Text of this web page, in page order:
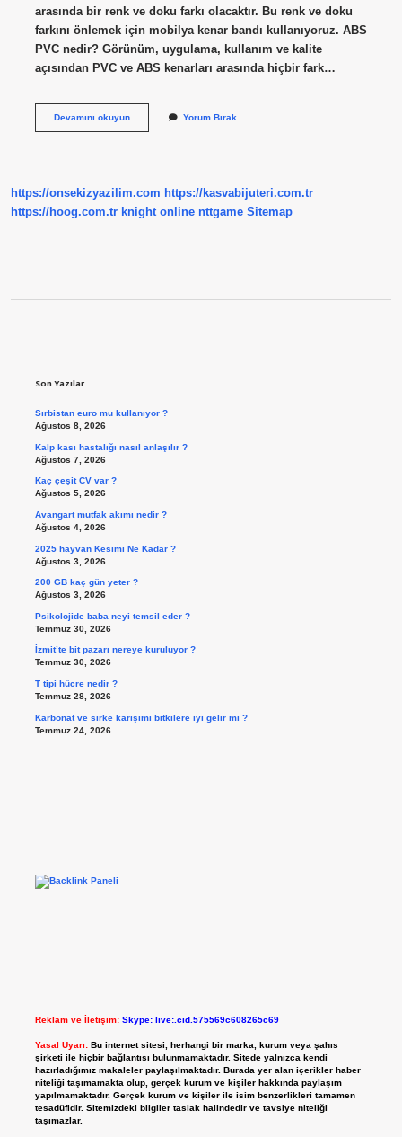
arasında bir renk ve doku farkı olacaktır. Bu renk ve doku
farkını önlemek için mobilya kenar bandı kullanıyoruz. ABS
PVC nedir? Görünüm, uygulama, kullanım ve kalite
açısından PVC ve ABS kenarları arasında hiçbir fark…
Devamını okuyunAbs
Yorum Bırak
https://onsekizyazilim.com https://kasvabijuteri.com.tr
https://hoog.com.tr knight online nttgame Sitemap
Son Yazılar
Sırbistan euro mu kullanıyor ?
Ağustos 8, 2026
Kalp kası hastalığı nasıl anlaşılır ?
Ağustos 7, 2026
Kaç çeşit CV var ?
Ağustos 5, 2026
Avangart mutfak akımı nedir ?
Ağustos 4, 2026
2025 hayvan Kesimi Ne Kadar ?
Ağustos 3, 2026
200 GB kaç gün yeter ?
Ağustos 3, 2026
Psikolojide baba neyi temsil eder ?
Temmuz 30, 2026
İzmit’te bit pazarı nereye kuruluyor ?
Temmuz 30, 2026
T tipi hücre nedir ?
Temmuz 28, 2026
Karbonat ve sirke karışımı bitkilere iyi gelir mi ?
Temmuz 24, 2026
Reklam ve İletişim: Skype: live:.cid.575569c608265c69
Yasal Uyarı: Bu internet sitesi, herhangi bir marka, kurum veya şahıs
şirketi ile hiçbir bağlantısı bulunmamaktadır. Sitede yalnızca kendi
hazırladığımız makaleler paylaşılmaktadır. Burada yer alan içerikler haber
niteliği taşımamakta olup, gerçek kurum ve kişiler hakkında paylaşım
yapılmamaktadır. Gerçek kurum ve kişiler ile isim benzerlikleri tamamen
tesadüfidir. Sitemizdeki bilgiler taslak halindedir ve tavsiye niteliği
taşımazlar.